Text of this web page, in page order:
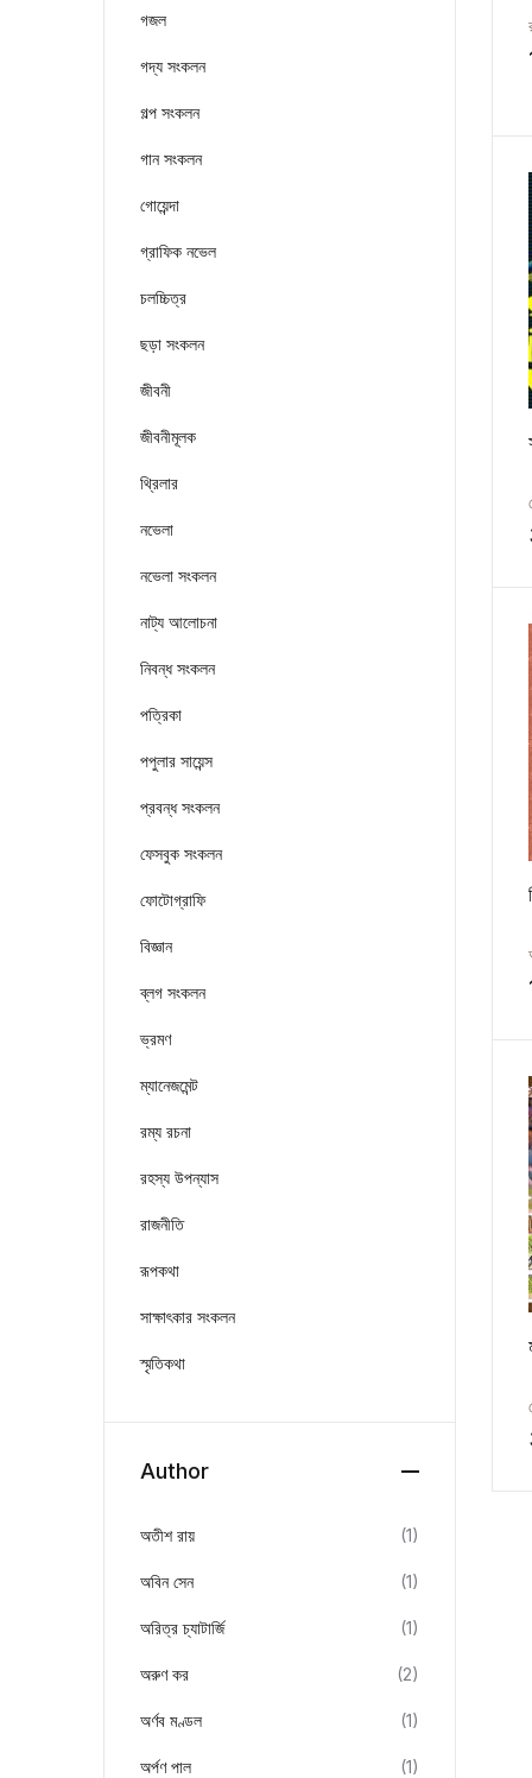
গজল
গদ্য সংকলন
গল্প সংকলন
গান সংকলন
গোয়েন্দা
গ্রাফিক নভেল
চলচ্চিত্র
ছড়া সংকলন
জীবনী
জীবনীমূলক
থ্রিলার
নভেলা
নভেলা সংকলন
নাট্য আলোচনা
নিবন্ধ সংকলন
পত্রিকা
পপুলার সায়েন্স
প্রবন্ধ সংকলন
ফেসবুক সংকলন
ফোটোগ্রাফি
বিজ্ঞান
ব্লগ সংকলন
ভ্রমণ
ম্যানেজমেন্ট
রম্য রচনা
রহস্য উপন্যাস
রাজনীতি
রূপকথা
সাক্ষাৎকার সংকলন
স্মৃতিকথা
Author
অতীশ রায় (1)
অবিন সেন (1)
অরিত্র চ্যাটার্জি (1)
অরুণ কর (2)
অর্ণব মণ্ডল (1)
অর্পণ পাল (1)